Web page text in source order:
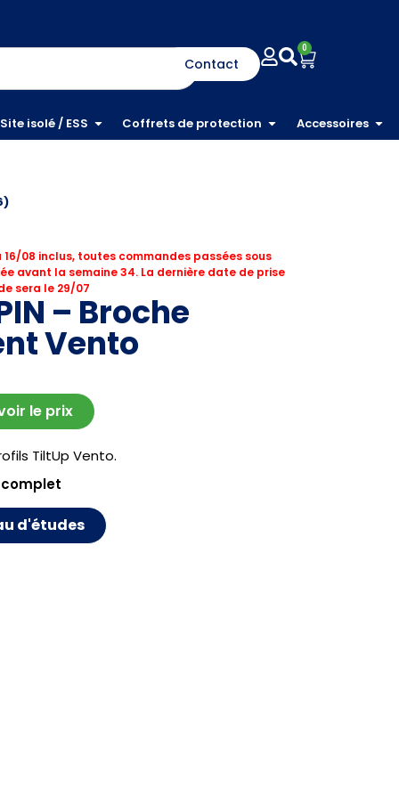
Contact
0
Site isolé / ESS Coffrets de protection Accessoires
16/08 inclus, toutes commandes passées sous
avant la semaine 34. La dernière date de prise
sera le 29/07
– Broche
Vento
le prix
TiltUp Vento.
d'études